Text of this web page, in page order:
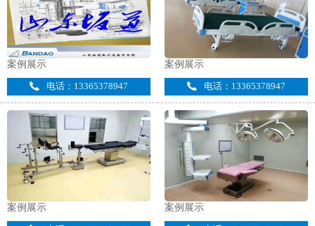
案例展示
电话：13365378947
案例展示
电话：13365378947
案例展示 案例展示